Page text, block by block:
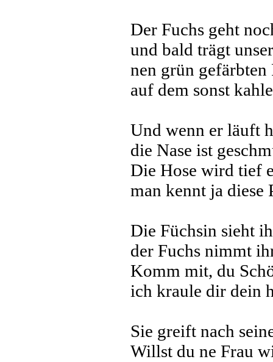
Der Fuchs geht
und bald trägt
nen grün gefärbten
auf dem sonst
Und wenn er läuft
die Nase ist
Die Hose wird tief
man kennt ja diese
Die Füchsin sieht
der Fuchs nimmt
Komm mit, du
ich kraule dir dein
Sie greift nach
Willst du ne Frau